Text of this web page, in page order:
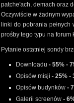
patche'ach, demach oraz
Oczywiście w żadnym
linki do pobrania
prośby tego typu na
Pytanie ostatniej sondy
Downloadu - 55% -
Opisów misji - 25% -
Opisów budynków -
Galerii screenów -